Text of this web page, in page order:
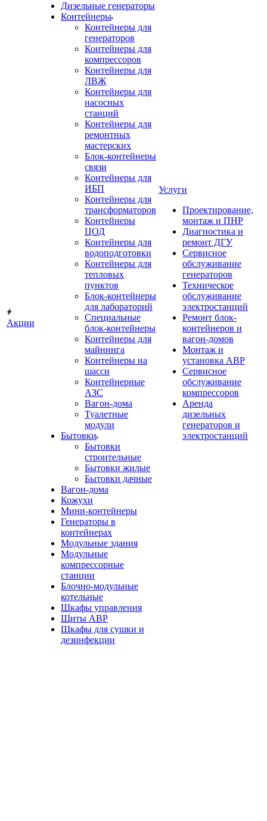
Акции
Дизельные генераторы
Контейнеры
Контейнеры для
генераторов
Контейнеры для
компрессоров
Контейнеры для
ЛВЖ
Контейнеры для
насосных
станций
Контейнеры для
ремонтных
мастерских
Блок-контейнеры
связи
Контейнеры для
ИБП
Контейнеры для
трансформаторов
Контейнеры
ЦОД
Контейнеры для
водоподготовки
Контейнеры для
тепловых
пунктов
Блок-контейнеры
для лабораторий
Специальные
блок-контейнеры
Контейнеры для
майнинга
Контейнеры на
шасси
Контейнерные
АЗС
Вагон-дома
Туалетные
модули
Бытовки
Бытовки
строительные
Бытовки жилые
Бытовки дачные
Вагон-дома
Кожухи
Мини-контейнеры
Генераторы в
контейнерах
Модульные здания
Модульные
компрессорные
станции
Блочно-модульные
котельные
Шкафы управления
Щиты АВР
Шкафы для сушки и
дезинфекции
Услуги
Проектирование,
монтаж и ПНР
Диагностика и
ремонт ДГУ
Сервисное
обслуживание
генераторов
Техническое
обслуживание
электростанций
Ремонт блок-
контейнеров и
вагон-домов
Монтаж и
установка АВР
Сервисное
обслуживание
компрессоров
Аренда
дизельных
генераторов и
электростанций